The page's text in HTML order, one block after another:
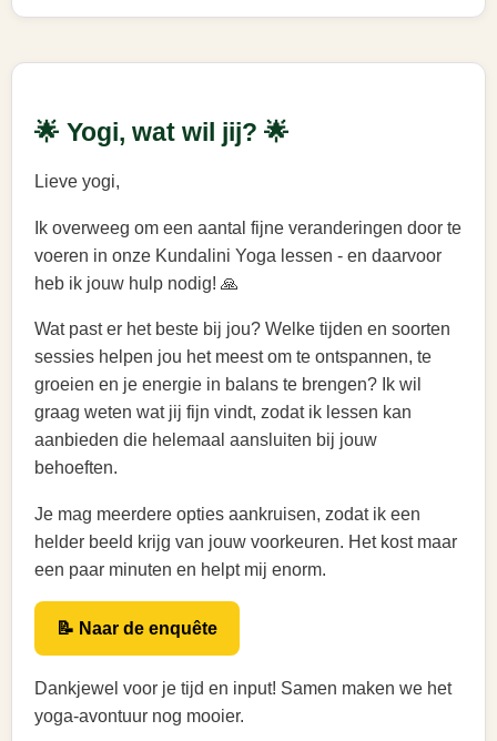
🌟 Yogi, wat wil jij? 🌟
Lieve yogi,
Ik overweeg om een aantal fijne veranderingen door te
voeren in onze Kundalini Yoga lessen - en daarvoor
heb ik jouw hulp nodig! 🙏
Wat past er het beste bij jou? Welke tijden en soorten
sessies helpen jou het meest om te ontspannen, te
groeien en je energie in balans te brengen? Ik wil
graag weten wat jij fijn vindt, zodat ik lessen kan
aanbieden die helemaal aansluiten bij jouw
behoeften.
Je mag meerdere opties aankruisen, zodat ik een
helder beeld krijg van jouw voorkeuren. Het kost maar
een paar minuten en helpt mij enorm.
📝 Naar de enquête
Dankjewel voor je tijd en input! Samen maken we het
yoga-avontuur nog mooier.